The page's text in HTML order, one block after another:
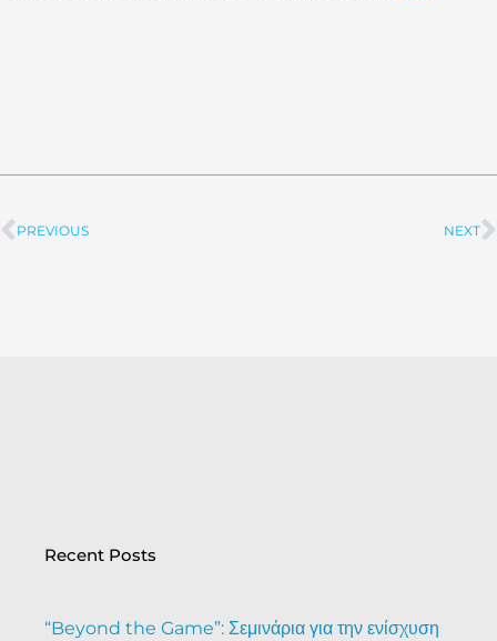
Prev
PREVIOUS NEXT
Recent Posts
“Beyond the Game”: Σεμινάρια για την ενίσχυση